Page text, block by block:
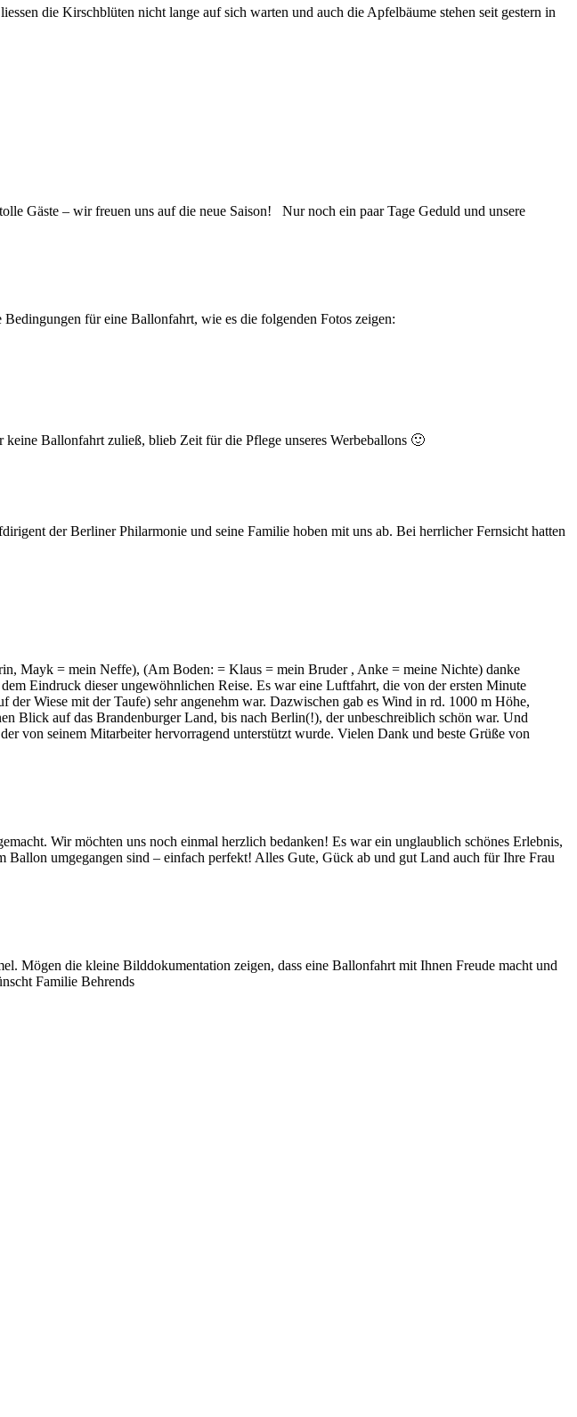
die Kirschblüten nicht lange auf sich warten und auch die Apfelbäume stehen seit gestern in
Gäste – wir freuen uns auf die neue Saison!
Nur noch ein paar Tage Geduld und unsere
für eine Ballonfahrt, wie es die folgenden Fotos zeigen:
keine Ballonfahrt zuließ, blieb Zeit für die Pflege unseres Werbeballons 🙂
der Berliner Philarmonie und seine Familie hoben mit uns ab. Bei herrlicher Fernsicht hatten
Mayk = mein Neffe), (Am Boden: = Klaus = mein Bruder , Anke = meine Nichte) danke
Eindruck dieser ungewöhnlichen Reise. Es war eine Luftfahrt, die von der ersten Minute
Wiese mit der Taufe) sehr angenehm war. Dazwischen gab es Wind in rd. 1000 m Höhe,
Blick auf das Brandenburger Land, bis nach Berlin(!), der unbeschreiblich schön war. Und
von seinem Mitarbeiter hervorragend unterstützt wurde. Vielen Dank und beste Grüße von
Wir möchten uns noch einmal herzlich bedanken! Es war ein unglaublich schönes Erlebnis,
Ballon umgegangen sind – einfach perfekt! Alles Gute, Gück ab und gut Land auch für Ihre Frau
Mögen die kleine Bilddokumentation zeigen, dass eine Ballonfahrt mit Ihnen Freude macht und
Familie Behrends